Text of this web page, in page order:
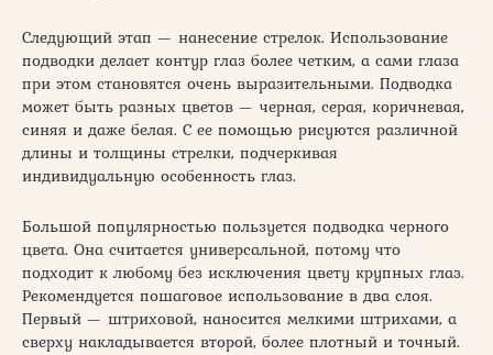
Следующий этап — нанесение стрелок. Использование
подводки делает контур глаз более четким, а сами глаза
при этом становятся очень выразительными. Подводка
может быть разных цветов — черная, серая, коричневая,
синяя и даже белая. С ее помощью рисуются различной
длины и толщины стрелки, подчеркивая
индивидуальную особенность глаз.
Большой популярностью пользуется подводка черного
цвета. Она считается универсальной, потому что
подходит к любому без исключения цвету крупных глаз.
Рекомендуется пошаговое использование в два слоя.
Первый — штриховой, наносится мелкими штрихами, а
сверху накладывается второй, более плотный и точный.